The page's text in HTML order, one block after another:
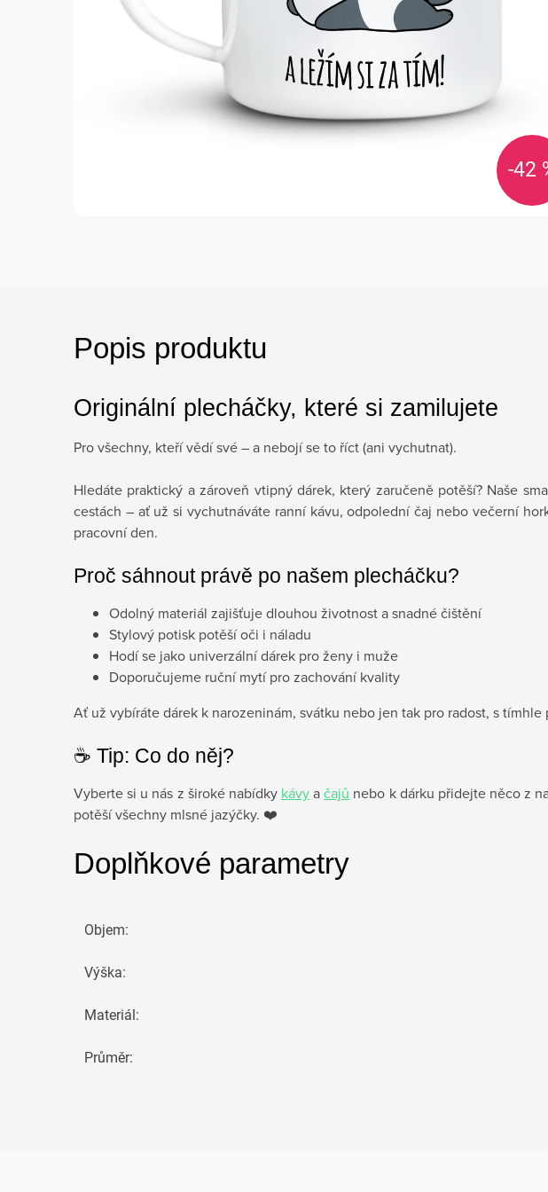
-42
Popis produktu
Originální plecháčky, které si zamilujete
Pro všechny, kteří vědí své – a nebojí se to říct (ani vychutnat).
Hledáte praktický a zároveň vtipný dárek, který zaručeně potěší? Naše
cestách – ať už si vychutnáváte ranní kávu, odpolední čaj nebo večerní
pracovní den.
Proč sáhnout právě po našem plecháčku?
Odolný materiál zajišťuje dlouhou životnost a snadné čištění
Stylový potisk potěší oči i náladu
Hodí se jako univerzální dárek pro ženy i muže
Doporučujeme ruční mytí pro zachování kvality
Ať už vybíráte dárek k narozeninám, svátku nebo jen tak pro radost, s
☕️ Tip: Co do něj?
Vyberte si u nás z široké nabídky kávyačajů nebo k dárku přidejte něco z
potěší všechny mlsné jazýčky. ❤️
Doplňkové parametry
Objem:
Výška:
Materiál:
Průměr: